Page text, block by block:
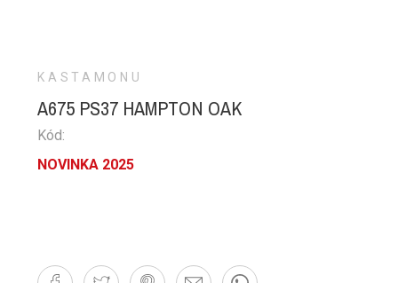
KASTAMONU
A675 PS37 HAMPTON OAK
Kód:
NOVINKA 2025